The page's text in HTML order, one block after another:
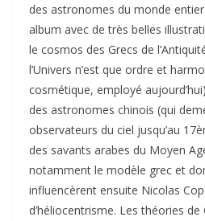
des astronomes du monde
album avec de très belles
le cosmos des Grecs de
l’Univers n’est que ordre et
cosmétique, employé
des astronomes chinois (qui
observateurs du ciel jusqu’au
des savants arabes du Moyen
notamment le modèle grec et
influencèrent ensuite Nicolas
d’héliocentrisme. Les théories